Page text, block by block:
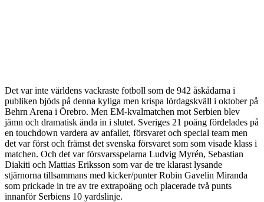
Det var inte världens vackraste fotboll som de 942 åskådarna i
publiken bjöds på denna kyliga men krispa lördagskväll i oktober på
Behrn Arena i Örebro. Men EM-kvalmatchen mot Serbien blev
jämn och dramatisk ända in i slutet. Sveriges 21 poäng fördelades på
en touchdown vardera av anfallet, försvaret och special team men
det var först och främst det svenska försvaret som som visade klass i
matchen. Och det var försvarsspelarna Ludvig Myrén, Sebastian
Diakiti och Mattias Eriksson som var de tre klarast lysande
stjärnorna tillsammans med kicker/punter Robin Gavelin Miranda
som prickade in tre av tre extrapoäng och placerade två punts
innanför Serbiens 10 yardslinje.